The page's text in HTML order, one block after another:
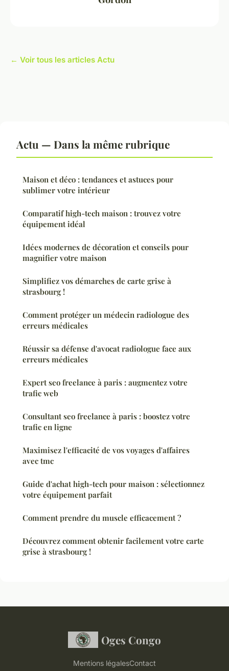
← Voir tous les articles Actu
Actu — Dans la même rubrique
Maison et déco : tendances et astuces pour
sublimer votre intérieur
Comparatif high-tech maison : trouvez votre
équipement idéal
Idées modernes de décoration et conseils pour
magnifier votre maison
Simplifiez vos démarches de carte grise à
strasbourg !
Comment protéger un médecin radiologue des
erreurs médicales
Réussir sa défense d'avocat radiologue face aux
erreurs médicales
Expert seo freelance à paris : augmentez votre
trafic web
Consultant seo freelance à paris : boostez votre
trafic en ligne
Maximisez l'efficacité de vos voyages d'affaires
avec tmc
Guide d'achat high-tech pour maison : sélectionnez
votre équipement parfait
Comment prendre du muscle efficacement ?
Découvrez comment obtenir facilement votre carte
grise à strasbourg !
Oges Congo
Mentions légalesContact